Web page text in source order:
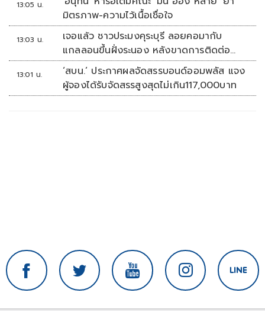
13:05 น.
มิตรภาพ-ความไว้เนื้อเชื่อใจ
13:03 น.
เจอแล้ว ชาวประมงคุระบุรี ลอยคอมากับ
แกลลอนขึ้นฝั่งระนอง หลังขาดการติดต่อ
หลายวัน
13:01 น.
‘สบน.’ ประกาศผลจัดสรรบอนด์ออมพลัส แจง
ผู้จองได้รับจัดสรรสูงสุดไม่เกิน117,000บาท